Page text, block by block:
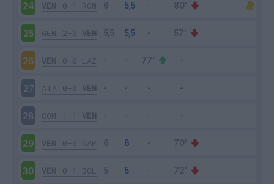
24 VEN 0-1 ROM
25 GEN 2-0 VEN
26 VEN 0-0 LAZ
27 ATA 0-0 VEN
28 COM 1-1 VEN
29 VEN 0-0 NAP
30 VEN 0-1 BOL